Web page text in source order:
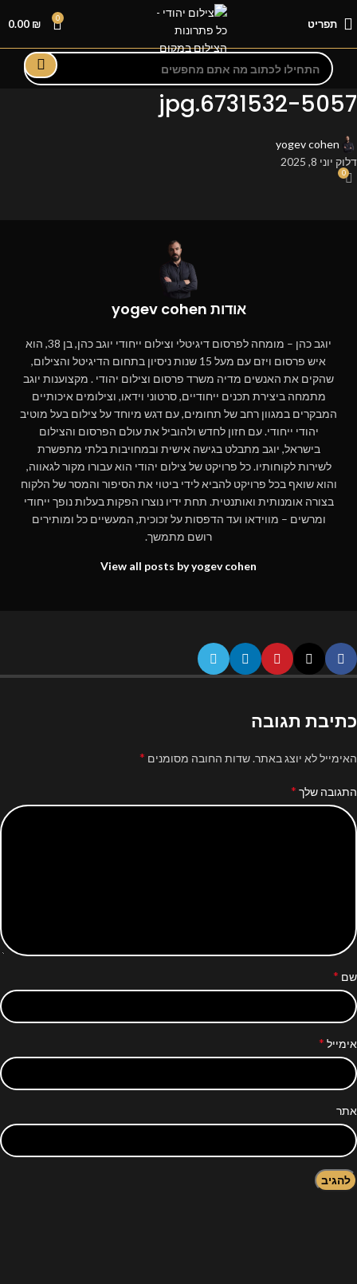
תפריט 0
0.00 ₪
6731532-5057.jpg
yogev cohen
דלוק יוני 8, 2025
0
אודות yogev cohen
יוגב כהן – מומחה לפרסום דיגיטלי וצילום ייחודי יוגב כהן, בן 38, הוא
איש פרסום ויזם עם מעל 15 שנות ניסיון בתחום הדיגיטל והצילום,
שהקים את האנשים מדיה משרד פרסום וצילום יהודי . מקצוענות יוגב
מתמחה ביצירת תכנים ייחודיים, סרטוני וידאו, וצילומים איכותיים
המבקרים במגוון רחב של תחומים, עם דגש מיוחד על צילום בעל מוטיב
יהודי ייחודי. עם חזון לחדש ולהוביל את עולם הפרסום והצילום
בישראל, יוגב מתבלט בגישה אישית ובמחויבות בלתי מתפשרת
לשירות לקוחותיו. כל פרויקט של צילום יהודי הוא עבורו מקור לגאווה,
והוא שואף בכל פרויקט להביא לידי ביטוי את הסיפור והמסר של הלקוח
בצורה אומנותית ואותנטית. תחת ידיו נוצרו הפקות בעלות נופך ייחודי
ומרשים – מווידאו ועד הדפסות על זכוכית, המעשיים כל ומותירים
רושם מתמשך.
View all posts by yogev cohen
כתיבת תגובה
האימייל לא יוצג באתר.שדות החובה מסומנים *
התגובה שלך *
שם *
אימייל *
אתר